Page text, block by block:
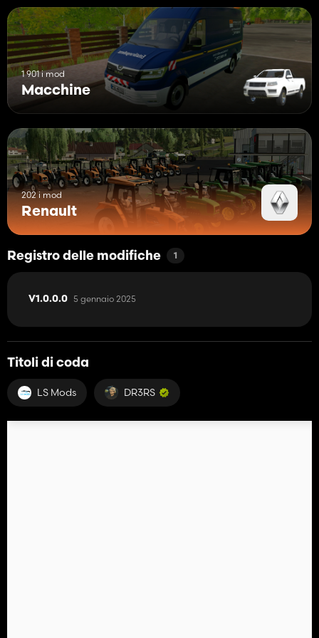
1 901 i mod
Macchine
202 i mod
Renault
Registro delle modifiche 1
V1.0.0.0 5 gennaio 2025
Titoli di coda
LS Mods DR3RS